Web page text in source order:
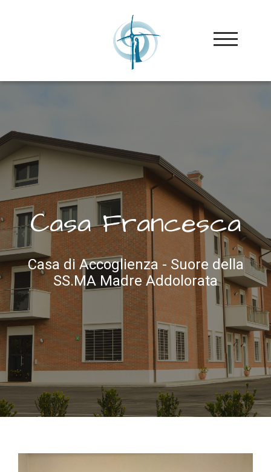
TOGGLE
Casa Francesca
Casa di Accoglienza - Suore della
SS.MA Madre Addolorata